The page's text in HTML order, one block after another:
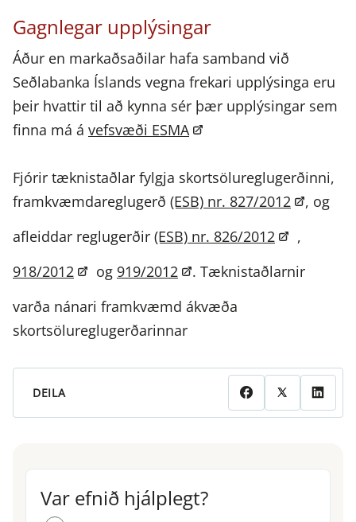
Gagnlegar upplýsingar
Áður en markaðsaðilar hafa samband við
Seðlabanka Íslands vegna frekari upplýsinga eru
þeir hvattir til að kynna sér þær upplýsingar sem
finna má á vefsvæði ESMA
Fjórir tæknistaðlar fylgja skortsölureglugerðinni,
framkvæmdareglugerð (ESB) nr. 827/2012
, og
afleiddar reglugerðir (ESB) nr. 826/2012
,
918/2012
og 919/2012
. Tæknistaðlarnir
varða nánari framkvæmd ákvæða
skortsölureglugerðarinnar
DEILA
Var efnið hjálplegt?
Var efnið hjálplegt?